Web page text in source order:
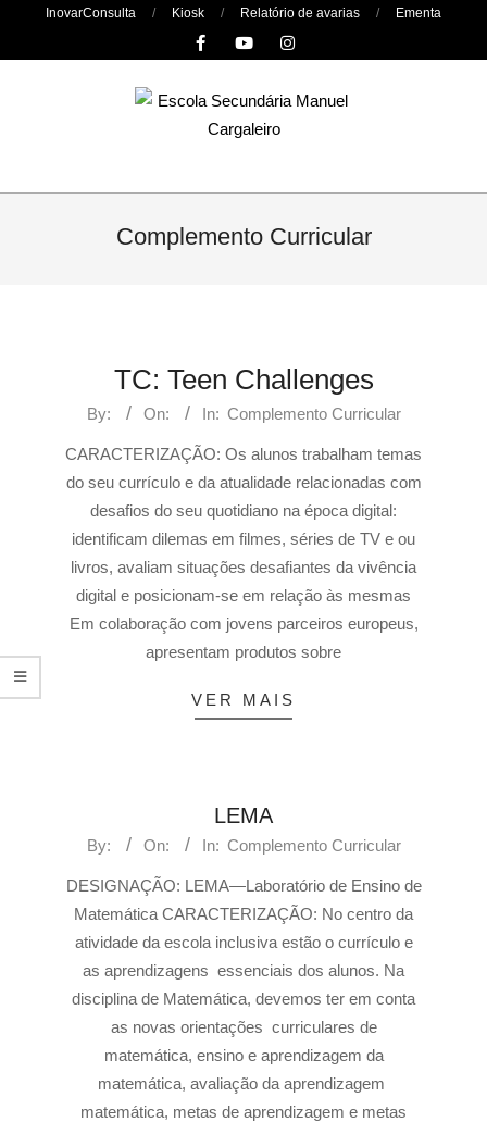
InovarConsulta Kiosk Relatório de avarias Ementa
Primary
Complemento Curricular
TC: Teen Challenges
By: On: In: Complemento Curricular
CARACTERIZAÇÃO: Os alunos trabalham temas
do seu currículo e da atualidade relacionadas com
desafios do seu quotidiano na época digital:
identificam dilemas em filmes, séries de TV e ou
livros, avaliam situações desafiantes da vivência
digital e posicionam-se em relação às mesmas
Em colaboração com jovens parceiros europeus,
apresentam produtos sobre
VER MAIS
LEMA
By: On: In: Complemento Curricular
DESIGNAÇÃO: LEMA—Laboratório de Ensino de
Matemática CARACTERIZAÇÃO: No centro da
atividade da escola inclusiva estão o currículo e
as aprendizagens essenciais dos alunos. Na
disciplina de Matemática, devemos ter em conta
as novas orientações curriculares de
matemática, ensino e aprendizagem da
matemática, avaliação da aprendizagem
matemática, metas de aprendizagem e metas